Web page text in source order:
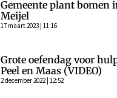
Gemeente plant bomen
Meijel
17 maart 2023 | 11:16
Grote oefendag voor
Peel en Maas (VIDEO)
2 december 2022 | 12:52